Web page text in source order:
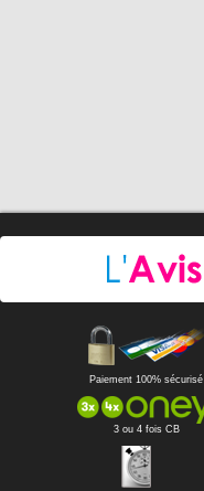
Paiement 100% sécurisé
3 ou 4 fois CB